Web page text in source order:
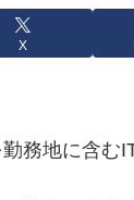
X
務地に含む